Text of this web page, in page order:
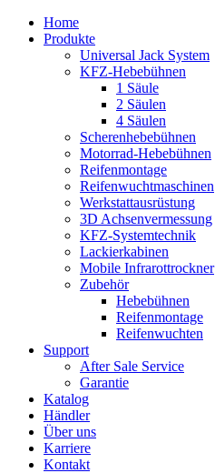
Home
Produkte
Universal Jack System
KFZ-Hebebühnen
1 Säule
2 Säulen
4 Säulen
Scherenhebebühnen
Motorrad-Hebebühnen
Reifenmontage
Reifenwuchtmaschinen
Werkstattausrüstung
3D Achsenvermessung
KFZ-Systemtechnik
Lackierkabinen
Mobile Infrarottrockner
Zubehör
Hebebühnen
Reifenmontage
Reifenwuchten
Support
After Sale Service
Garantie
Katalog
Händler
Über uns
Karriere
Kontakt